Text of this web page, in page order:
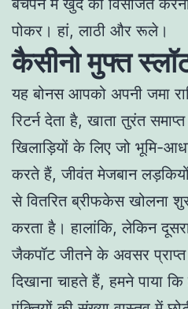
पोकर। हां, लाठी और रूले।
कैसीनो मुफ्त
यह बोनस आपको अपनी जमा
रिटर्न देता है, खाता तुरंत
खिलाड़ियों के लिए जो भूमि-
करते हैं, जीवंत मेजबान
से वितरित ब्रीफकेस खोलना
करता है। हालांकि, लेकिन
जैकपॉट जीतने के अवसर
दिखाना चाहते हैं, हमने पाया